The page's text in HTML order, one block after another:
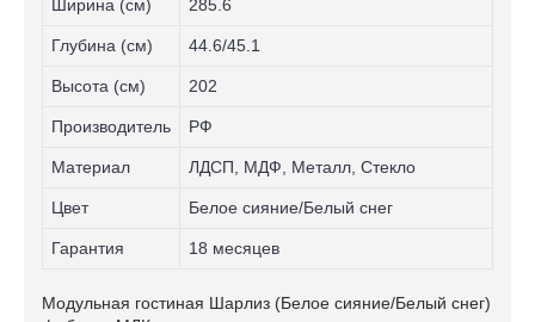
Ширина (см) 285.6
Глубина (см) 44.6/45.1
Высота (см) 202
Производитель РФ
Материал ЛДСП, МДФ, Металл, Стекло
Цвет Белое сияние/Белый снег
Гарантия 18 месяцев
Модульная гостиная Шарлиз (Белое сияние/Белый снег)